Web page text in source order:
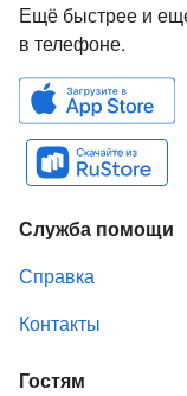
Ещё быстрее и
в телефоне.
Служба помощи
Справка
Контакты
Гостям